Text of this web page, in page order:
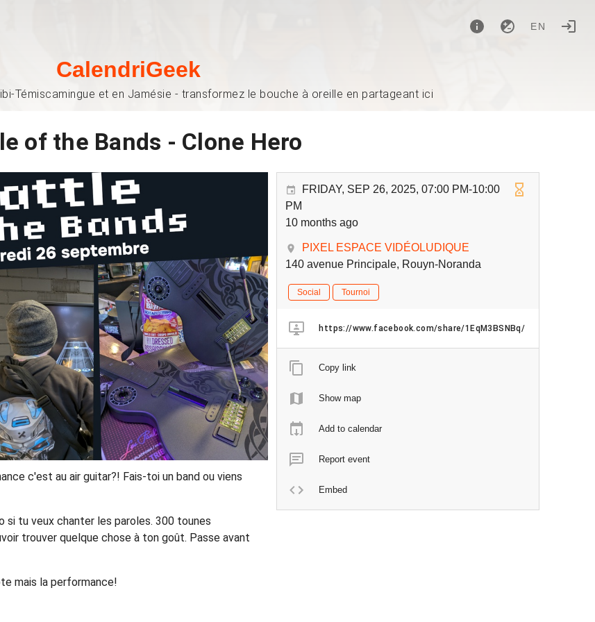
EN
CalendriGeek
Témiscamingue et en Jamésie - transformez le bouche à oreille en partageant ici
of the Bands - Clone Hero
c'est au air guitar?! Fais-toi un band ou viens
si tu veux chanter les paroles. 300 tounes
trouver quelque chose à ton goût. Passe avant
mais la performance!
FRIDAY, SEP 26, 2025, 07:00 PM-10:00
PM
10 months ago
PIXEL ESPACE VIDÉOLUDIQUE
140 avenue Principale, Rouyn-Noranda
Social Tournoi
https://www.facebook.com/share/1EqM3BSNBq/
Copy link
Show map
Add to calendar
Report event
Embed